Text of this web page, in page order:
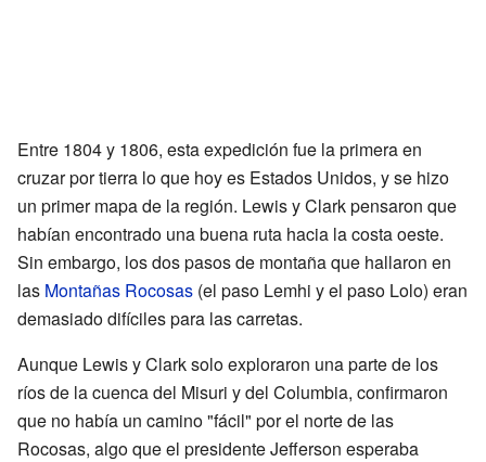
Entre 1804 y 1806, esta expedición fue la primera en
cruzar por tierra lo que hoy es Estados Unidos, y se hizo
un primer mapa de la región. Lewis y Clark pensaron que
habían encontrado una buena ruta hacia la costa oeste.
Sin embargo, los dos pasos de montaña que hallaron en
las Montañas Rocosas (el paso Lemhi y el paso Lolo) eran
demasiado difíciles para las carretas.
Aunque Lewis y Clark solo exploraron una parte de los
ríos de la cuenca del Misuri y del Columbia, confirmaron
que no había un camino "fácil" por el norte de las
Rocosas, algo que el presidente Jefferson esperaba